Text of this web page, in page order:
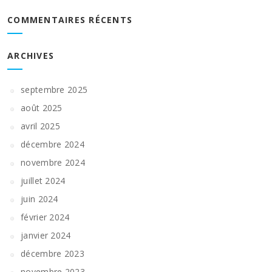
COMMENTAIRES RÉCENTS
ARCHIVES
septembre 2025
août 2025
avril 2025
décembre 2024
novembre 2024
juillet 2024
juin 2024
février 2024
janvier 2024
décembre 2023